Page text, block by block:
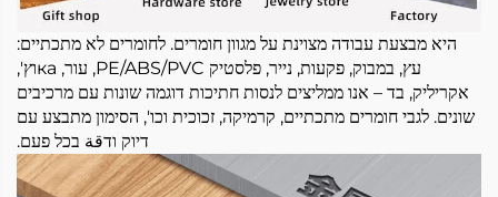
היא מבצעת עבודה מצוינת על מגוון חומרים. לחומרים לא מתכתיים:
עץ, במבוק, פקעות, נייר, פלסטיק PE/ABS/PVC, עור, каוץ',
אקריליק, בד – אנו ממליצים לנסות חתיכות דוגמה שונות עם מרכיבים
שונים. לגבי חומרים מתכתיים, קרמיקה, זכוכית וכו', הסימון מתבצע עם
דיוק ודقة בכל פעם.